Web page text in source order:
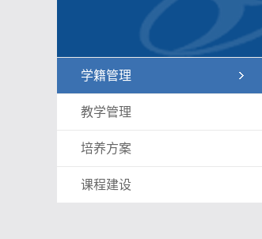
学籍管理
教学管理
培养方案
课程建设